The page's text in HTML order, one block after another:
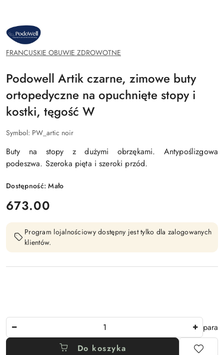
FRANCUSKIE
OBUWIE
ZDROWOTNE
FRANCUSKIE OBUWIE ZDROWOTNE
Podowell Artik czarne, zimowe buty
ortopedyczne na opuchnięte stopy i
kostki, tęgość W
Symbol: PW_artic noir
Buty na stopy z dużymi obrzękami. Antypoślizgowa
podeszwa. Szeroka pięta i szeroki przód.
Dostępność:Mało
cena:
673.00
Program lojalnościowy dostępny jest tylko dla zalogowanych
klientów.
para
Do koszyka